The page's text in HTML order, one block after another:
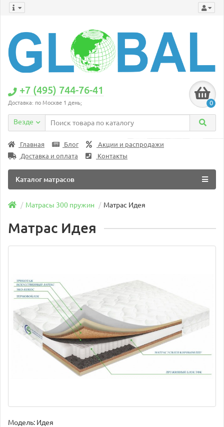
+7 (495) 744-76-41
Доставка: по Москве 1 день; 0
Везде
Главная Блог
Акции и распродажи
Доставка и оплата
Контакты
Каталог матрасов
Матрасы 300 пружин Матрас Идея
Матрас Идея
Модель: Идея